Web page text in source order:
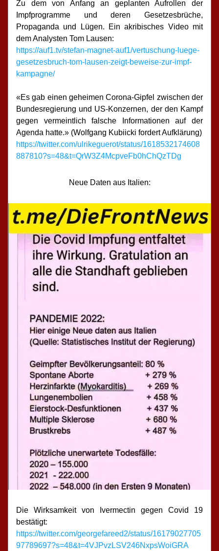
Zu dem von Anfang an geplanten Aufrollen der
Impfprogramme und deren Gesetzesbrüche,
Propaganda und Lügen. Ein akribisches Video mit
dem Analysten Tom Lausen:
https://auf1.tv/stefan-magnet-auf1/vertuschung-luege-
gesetzesbruch-tom-lausen-zeigt-beweise-zur-impf-
kampagne/
«Es gab einen geheimen Corona-Gipfel zwischen der
Bundesregierung und US-Konzernen, der den Kampf
gegen vermeintlich falsche Informationen auf der
Agenda hatte.» (Wolfgang Kubiicki fordert Aufklärung)
https://twitter.com/ulrikeguerot/status/1618532174608
887810?s=48&t=QrW3Z4McpveFb0hChQzTDg
Neue Daten aus Italien:
Die Wirksamkeit von Ivermectin gegen Covid 19
bestätigt:
https://twitter.com/georgefareed2/status/16179027705
97789697?s=48&t=4VJPvzLSV246NxpsWoiGRA